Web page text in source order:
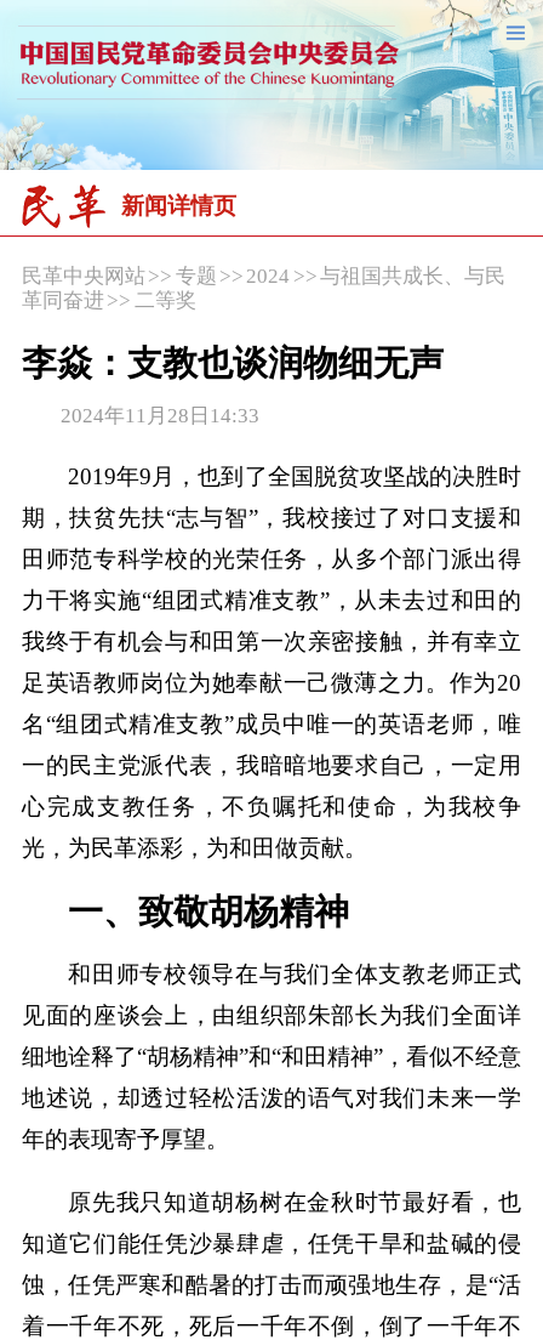
新闻详情页
民革中央网站>> 专题 >>2024 >>与祖国共成长、与民
革同奋进 >> 二等奖
李焱：支教也谈润物细无声
2024年11月28日14:33
2019年9月，也到了全国脱贫攻坚战的决胜时
期，扶贫先扶“志与智”，我校接过了对口支援和
田师范专科学校的光荣任务，从多个部门派出得
力干将实施“组团式精准支教”，从未去过和田的
我终于有机会与和田第一次亲密接触，并有幸立
足英语教师岗位为她奉献一己微薄之力。作为20
名“组团式精准支教”成员中唯一的英语老师，唯
一的民主党派代表，我暗暗地要求自己，一定用
心完成支教任务，不负嘱托和使命，为我校争
光，为民革添彩，为和田做贡献。
一、致敬胡杨精神
和田师专校领导在与我们全体支教老师正式
见面的座谈会上，由组织部朱部长为我们全面详
细地诠释了“胡杨精神”和“和田精神”，看似不经意
地述说，却透过轻松活泼的语气对我们未来一学
年的表现寄予厚望。
原先我只知道胡杨树在金秋时节最好看，也
知道它们能任凭沙暴肆虐，任凭干旱和盐碱的侵
蚀，任凭严寒和酷暑的打击而顽强地生存，是“活
着一千年不死，死后一千年不倒，倒了一千年不